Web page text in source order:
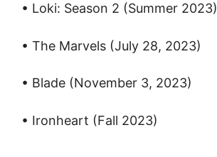
• Loki: Season 2 (Summer 2023)
• The Marvels (July 28, 2023)
• Blade (November 3, 2023)
• Ironheart (Fall 2023)